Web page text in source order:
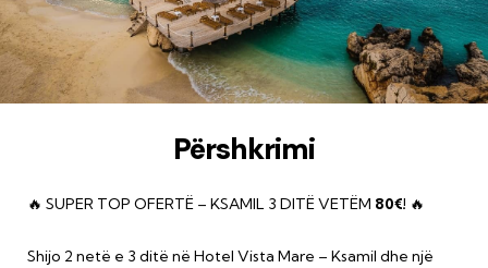
Përshkrimi
🔥 SUPER TOP OFERTË – KSAMIL 3 DITË VETËM 80€! 🔥
Shijo 2 netë e 3 ditë në Hotel Vista Mare – Ksamil dhe një